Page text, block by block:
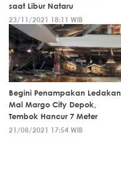
saat Libur Nataru
23/11/2021 18:11 WIB
Begini Penampakan Ledakan
Mal Margo City Depok,
Tembok Hancur 7 Meter
21/08/2021 17:54 WIB